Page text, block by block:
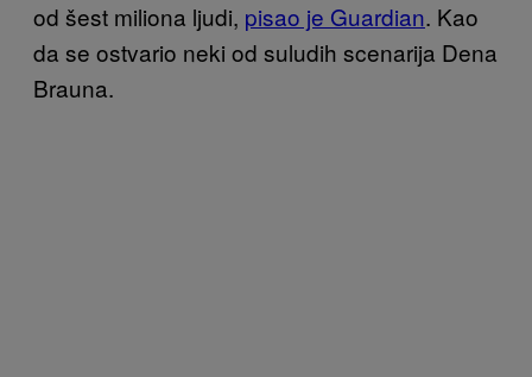
od šest miliona ljudi, pisao je Guardian. Kao
da se ostvario neki od suludih scenarija Dena
Brauna.